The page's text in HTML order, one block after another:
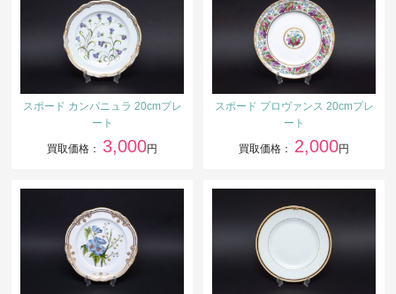
スポード カンパニュラ 20cmプレ
ート
買取価格： 3,000円
スポード プロヴァンス 20cmプレ
ート
買取価格： 2,000円